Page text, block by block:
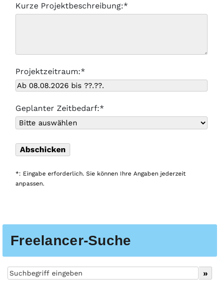
Freelancer-Suche
Kurze Projektbeschreibung:*
Projektzeitraum:*
Geplanter Zeitbedarf:*
*: Eingabe erforderlich. Sie können Ihre Angaben jederzeit
anpassen.